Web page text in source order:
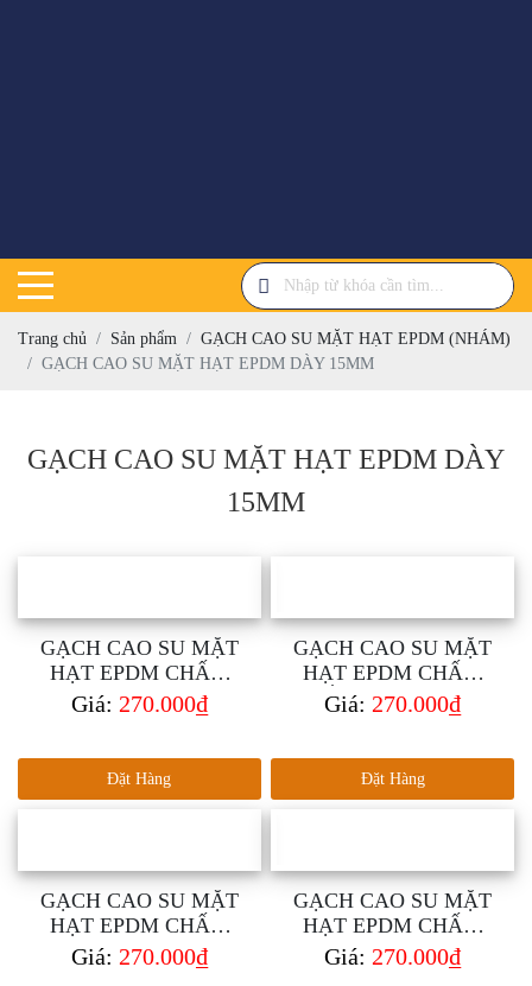
Trang chủ Sản phẩm
GẠCH CAO SU MẶT HẠT EPDM (NHÁM)
GẠCH CAO SU MẶT HẠT EPDM DÀY 15MM
GẠCH CAO SU MẶT HẠT EPDM DÀY
15MM
GẠCH CAO SU MẶT
HẠT EPDM CHẤM
CAM DÀY 15MM
Giá: 270.000₫
Đặt Hàng
GẠCH CAO SU MẶT
HẠT EPDM CHẤM
TRẮNG DÀY 15MM
Giá: 270.000₫
Đặt Hàng
GẠCH CAO SU MẶT
HẠT EPDM CHẤM
VÀNG DÀY 15MM
Giá: 270.000₫
GẠCH CAO SU MẶT
HẠT EPDM CHẤM
XANH DÀY 15MM
Giá: 270.000₫